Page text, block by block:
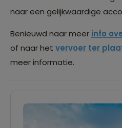
naar een gelijkwaardige
Benieuwd naar meer info
of naar het vervoer ter
meer informatie.